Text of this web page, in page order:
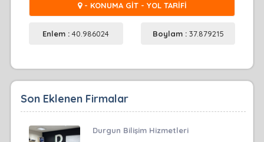
- KONUMA GİT - YOL TARİFİ
Enlem :40.986024 Boylam : 37.879215
Son Eklenen Firmalar
Durgun Bilişim Hizmetleri